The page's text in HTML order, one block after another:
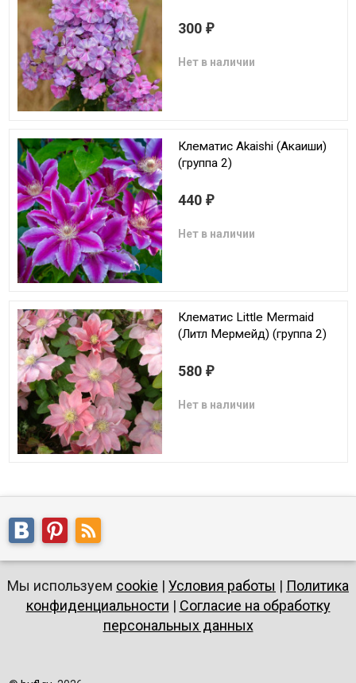
300 ₽
Нет в наличии
Клематис Akaishi (Акаиши)
(группа 2)
440 ₽
Нет в наличии
Клематис Little Mermaid
(Литл Мермейд) (группа 2)
580 ₽
Нет в наличии
Мы используем cookie | Условия работы | Политика
конфиденциальности | Согласие на обработку
персональных данных